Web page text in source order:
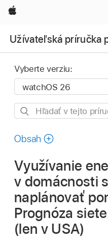
Apple
Užívateľská príručka
Vyberte verziu:
Hľadať
príručke
Obsah
Využívanie
v domácnosti
naplánovať
Prognóza
(len v USA)